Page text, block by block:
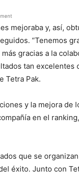
mejoraba y, así,
“Tenemos
gracias a la
tan excelentes
Tetra Pak.
y la mejora de
en el
que se
éxito. Junto con